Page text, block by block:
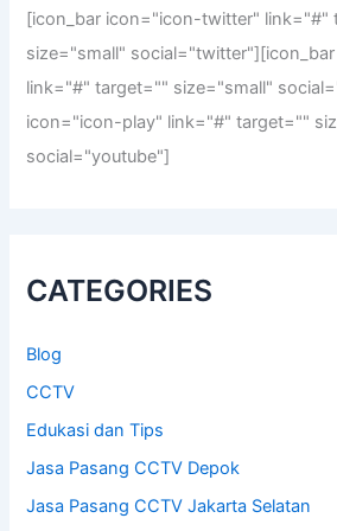
[icon_bar icon="icon-twitter" link="#"
size="small"
link="#" target="" size="small"
icon="icon-play" link="#" target=""
social="youtube"]
CATEGORIES
Blog
CCTV
Edukasi dan Tips
Jasa Pasang CCTV Depok
Jasa Pasang CCTV Jakarta Selatan